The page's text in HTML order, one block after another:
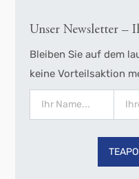
Unser Newsletter –
Bleiben Sie auf dem
keine Vorteilsaktion